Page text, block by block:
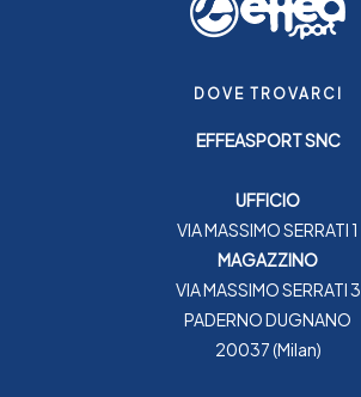
DOVE TROVARCI
EFFEASPORT SNC
UFFICIO
VIA MASSIMO SERRATI 1
MAGAZZINO
VIA MASSIMO SERRATI 3
PADERNO DUGNANO
20037 (Milan)